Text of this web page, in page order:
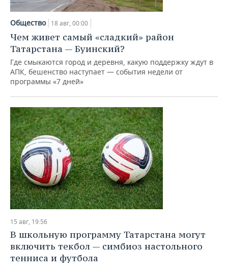
Общество 18 авг, 00:00
Чем живет самый «сладкий» район
Татарстана — Буинский?
Где смыкаются город и деревня, какую поддержку ждут в
АПК, бешенство наступает — события недели от
программы «7 дней»
15 авг, 19:56
В школьную программу Татарстана могут
включить текбол — симбиоз настольного
тенниса и футбола